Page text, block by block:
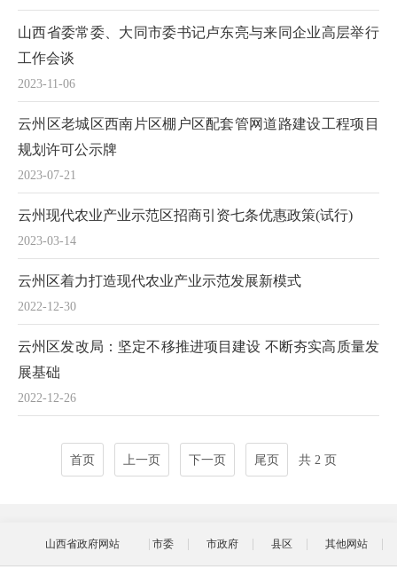
2023-11-06
山西省委常委、大同市委书记卢东亮与来同企业高层举行
工作会谈
2023-07-21
云州区老城区西南片区棚户区配套管网道路建设工程项目
规划许可公示牌
2023-03-14
云州现代农业产业示范区招商引资七条优惠政策(试行)
2022-12-30
云州区着力打造现代农业产业示范发展新模式
2022-12-26
云州区发改局：坚定不移推进项目建设 不断夯实高质量发
展基础
首页 上一页 下一页 尾页 共 2 页
山西省政府网站 市委 市政府 县区 其他网站